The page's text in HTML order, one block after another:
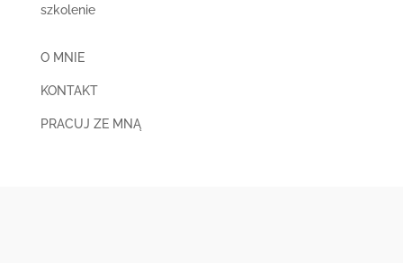
szkolenie
O MNIE
KONTAKT
PRACUJ ZE MNĄ